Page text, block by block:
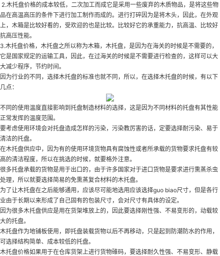
2.木托盘价格的成本较低，二次加工而成它是采用一些废弃的木质物品，是将这些物
品在高温高压的条件下进行加工制作而成的。进行打碎因为是将木头，因此，在外观
上，木箱是比较好看的，受欢迎的也是比较。比较好它的承重能力，抗高温、比较好
抗高压性能。
3.木托盘价格，木托盘之所以称为木箱，木托盘，是因为在海关的时候是不需要的，
它是国家规定的运输工具，因此，在过海关的时候是不需要进行检查的，这样可以大
大减少程序，节约时间。
因为行业的不同，选择木托盘的标准也就不同，所以，在选择木托盘的时候，有以下
几点：
不同的使用温度直接影响到托盘制造材料的选择，这是因为不同材料的托盘有其性能
正常发挥的温度范围。
要考虑使用环境会对托盘造成怎样的污染，污染教厉害的话，定要选择耐污染、易于
清洁的托盘。
在木托盘供应中，因为有的使用环境货物具有腐蚀性或者所承载的货物要求托盘有较
高的清洁程度，所以在挑选的时候，就要格外注意。
很多托盘承载的货物是用于出口的，由于许多国家对于进口货物是要求进行熏蒸杀虫
处理，所以就要选择简易的免熏蒸复合材料的木托盘。
为了让木托盘在之后能够通用，应该尽可能地选用应该选择guo biao尺寸，但是各行
业由于长期以来形成了自己固有的包装尺寸，会对尺寸有具体的设定。
因为很多木托盘供应是用在货架堆放上的，因此要选择刚性强、不易变形的，动载较
大的托盘。
木托盘作为地铺板使用，即托盘装载货物以后不再移动，只是起到防潮防水的作用，
可选择结构简单、成本较低的托盘。
木托盘价格如果用于在仓库货架上进行货物碓码，要选择耐久性强、不易变形、静载